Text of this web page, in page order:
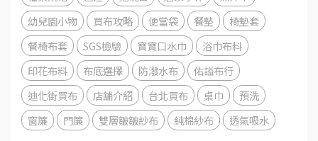
幼兒園小物
買布攻略 便當袋 餐墊
椅墊套
餐椅布套
SGS檢驗 寶寶口水巾
浴巾布料
印花布料
布底選擇 防潑水布
佑謚布行
迪化街買布
店舖介紹 台北買布 桌巾
預洗
窗簾
門簾 雙層皺皺紗布 純棉紗布 透氣吸水